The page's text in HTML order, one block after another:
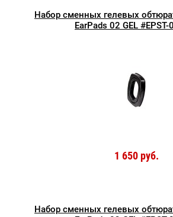
Набор сменных гелевых
EarPads 02 GEL #EPST-
1 650 руб.
Набор сменных гелевых